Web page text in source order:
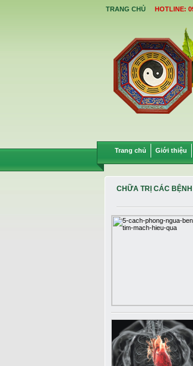
TRANG CHỦ HOTLINE:
Trang chủ Giới thiệu
CHỮA TRỊ CÁC BỆNH